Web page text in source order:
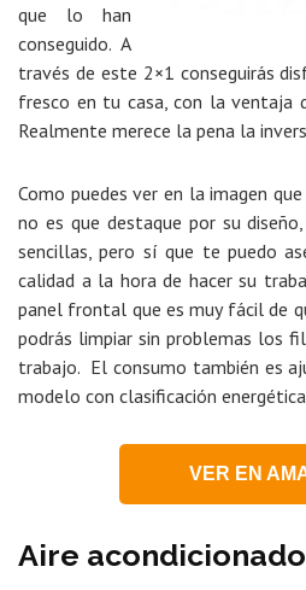
que lo han
conseguido. A
través de este 2×1 conseguirás
fresco en tu casa, con la ventaja
Realmente merece la pena la
Como puedes ver en la imagen
no es que destaque por su
sencillas, pero sí que te puedo
calidad a la hora de hacer su
panel frontal que es muy fácil de
podrás limpiar sin problemas los
trabajo. El consumo también es
modelo con clasificación energética
VER EN
Aire acondicionado